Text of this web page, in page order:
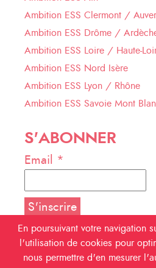
Ambition ESS Clermont /
Ambition ESS Drôme /
Ambition ESS Loire / Haute-
Ambition ESS Nord Isère
Ambition ESS Lyon / Rhône
Ambition ESS Savoie Mont
S'ABONNER
Email *
NOUS SUIVRE
En poursuivant votre navigation
l'utilisation de cookies pour
nous permettre d'en mesurer